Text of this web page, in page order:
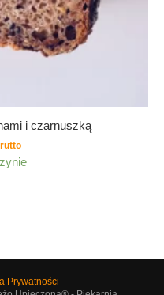
i czarnuszką
Prywatności